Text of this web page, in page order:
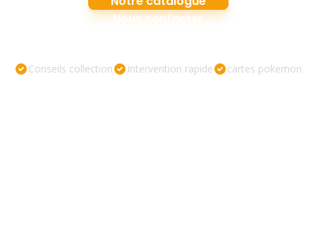
Nous contacter
Conseils collection Intervention rapide cartes pokemon